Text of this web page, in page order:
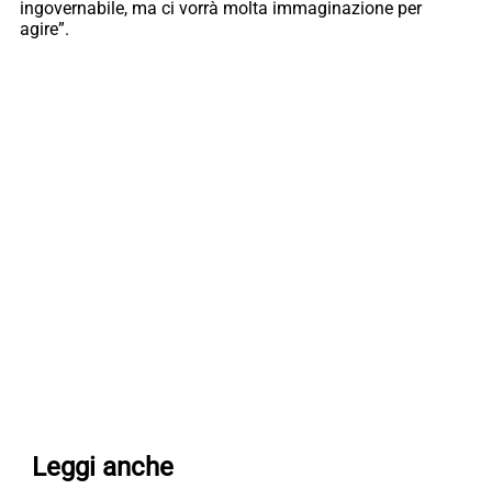
ingovernabile, ma ci vorrà molta immaginazione per
agire”.
Leggi anche